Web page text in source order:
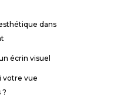
dans
écrin visuel
votre vue
?